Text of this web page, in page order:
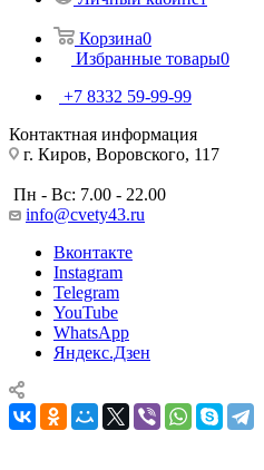
Корзина0
Избранные товары0
+7 8332 59-99-99
Контактная информация
г. Киров, Воровского, 117
Пн - Вс: 7.00 - 22.00
info@cvety43.ru
Вконтакте
Instagram
Telegram
YouTube
WhatsApp
Яндекс.Дзен